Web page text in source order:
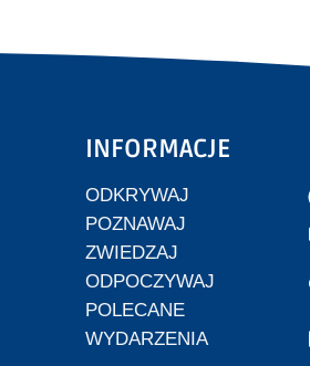
INFORMACJE
ODKRYWAJ
POZNAWAJ
ZWIEDZAJ
ODPOCZYWAJ
POLECANE
WYDARZENIA